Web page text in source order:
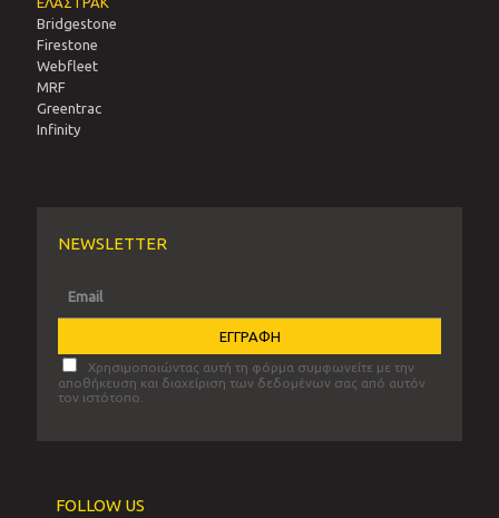
Bridgestone
Firestone
Webfleet
MRF
Greentrac
Infinity
NEWSLETTER
Χρησιμοποιώντας αυτή τη φόρμα συμφωνείτε με την
αποθήκευση και διαχείριση των δεδομένων σας από αυτόν
τον ιστότοπο.
FOLLOW US